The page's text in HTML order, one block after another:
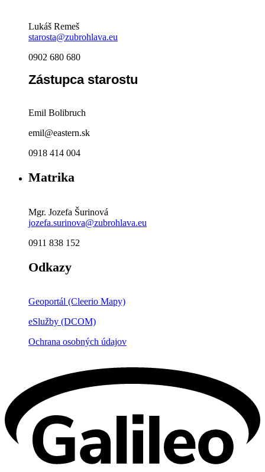
Lukáš Remeš
starosta@zubrohlava.eu
0902 680 680
Zástupca starostu
Emil Bolibruch
emil@eastern.sk
0918 414 004
Matrika
Mgr. Jozefa Šurinová
jozefa.surinova@zubrohlava.eu
0911 838 152
Odkazy
Geoportál (Cleerio Mapy)
eSlužby (DCOM)
Ochrana osobných údajov